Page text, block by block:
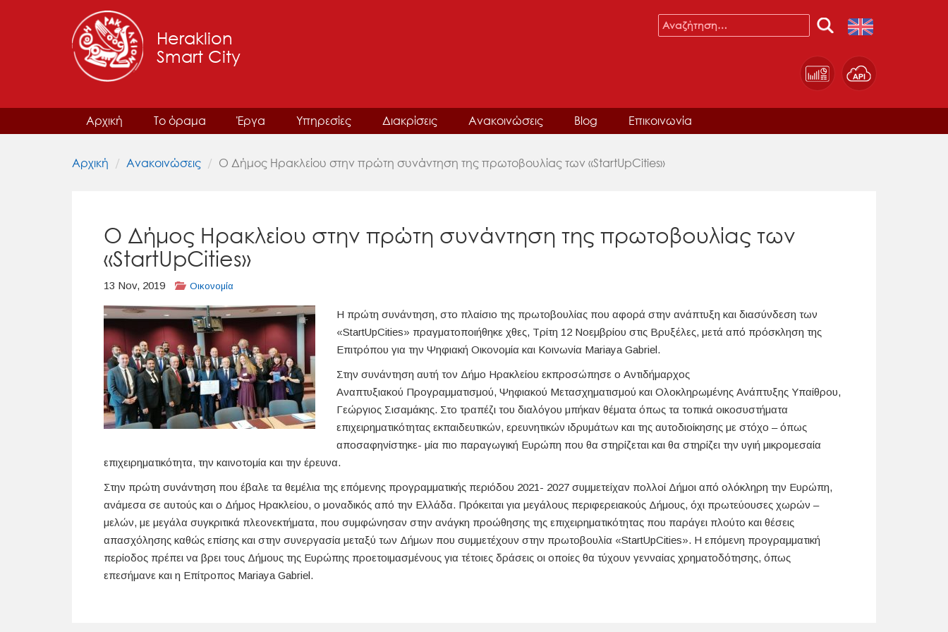
Heraklion
Smart City
Αρχική Το όραμα Έργα Υπηρεσίες Διακρίσεις Ανακοινώσεις Blog Επικοινωνία
Αρχική Ανακοινώσεις Ο Δήμος Ηρακλείου στην πρώτη συνάντηση της πρωτοβουλίας των «StartUpCities»
Ο Δήμος Ηρακλείου στην πρώτη συνάντηση της πρωτοβουλίας των
«StartUpCities»
13 Nov, 2019 Οικονομία
Η πρώτη συνάντηση, στο πλαίσιο της πρωτοβουλίας που αφορά στην ανάπτυξη και διασύνδεση των
«StartUpCities» πραγματοποιήθηκε χθες, Τρίτη 12 Νοεμβρίου στις Βρυξέλες, μετά από πρόσκληση της
Επιτρόπου για την Ψηφιακή Οικονομία και Κοινωνία Mariaya Gabriel.
Στην συνάντηση αυτή τον Δήμο Ηρακλείου εκπροσώπησε ο Αντιδήμαρχος
Αναπτυξιακού Προγραμματισμού, Ψηφιακού Μετασχηματισμού και Ολοκληρωμένης Ανάπτυξης Υπαίθρου,
Γεώργιος Σισαμάκης. Στο τραπέζι του διαλόγου μπήκαν θέματα όπως τα τοπικά οικοσυστήματα
επιχειρηματικότητας εκπαιδευτικών, ερευνητικών ιδρυμάτων και της αυτοδιοίκησης με στόχο – όπως
αποσαφηνίστηκε- μία πιο παραγωγική Ευρώπη που θα στηρίζεται και θα στηρίζει την υγιή μικρομεσαία
επιχειρηματικότητα, την καινοτομία και την έρευνα.
Στην πρώτη συνάντηση που έβαλε τα θεμέλια της επόμενης προγραμματικής περιόδου 2021- 2027 συμμετείχαν πολλοί Δήμοι από ολόκληρη την Ευρώπη,
ανάμεσα σε αυτούς και ο Δήμος Ηρακλείου, ο μοναδικός από την Ελλάδα. Πρόκειται για μεγάλους περιφερειακούς Δήμους, όχι πρωτεύουσες χωρών –
μελών, με μεγάλα συγκριτικά πλεονεκτήματα, που συμφώνησαν στην ανάγκη προώθησης της επιχειρηματικότητας που παράγει πλούτο και θέσεις
απασχόλησης καθώς επίσης και στην συνεργασία μεταξύ των Δήμων που συμμετέχουν στην πρωτοβουλία «StartUpCities». Η επόμενη προγραμματική
περίοδος πρέπει να βρει τους Δήμους της Ευρώπης προετοιμασμένους για τέτοιες δράσεις οι οποίες θα τύχουν γενναίας χρηματοδότησης, όπως
επεσήμανε και η Επίτροπος Mariaya Gabriel.